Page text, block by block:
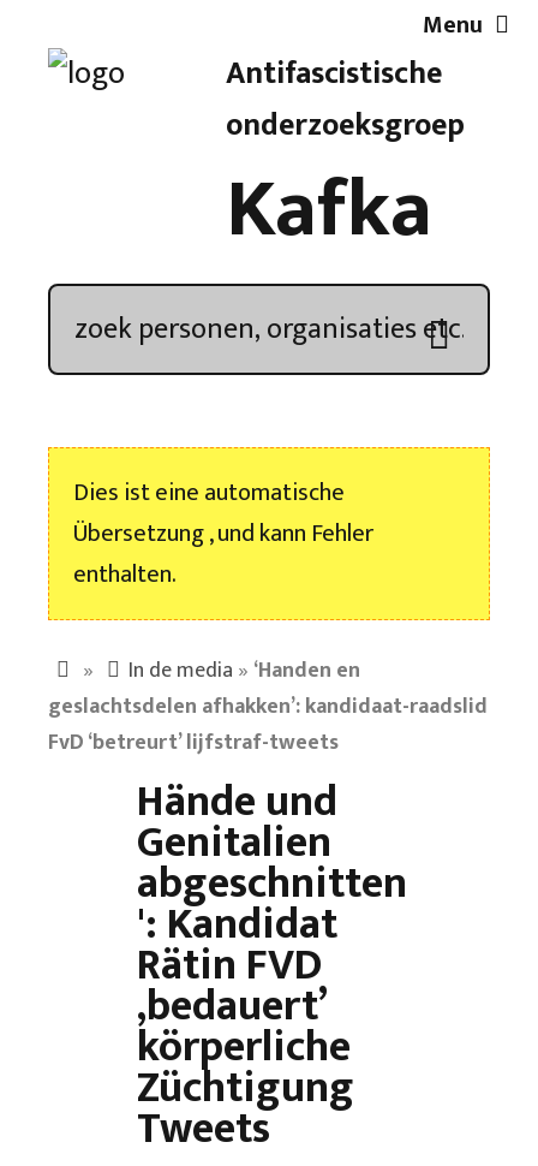
Antifascistische
onderzoeksgroep
Kafka
Menu
Artikelen
Demonstratieoverzicht
Kroniek
Nieuwsbrief
Dies ist eine automatische
Übersetzung , und kann Fehler
enthalten.
» In de media » ‘Handen en
geslachtsdelen afhakken’: kandidaat-raadslid
FvD ‘betreurt’ lijfstraf-tweets
Hände und
Genitalien
abgeschnitten
': Kandidat
Rätin FVD
‚bedauert’
körperliche
Züchtigung
Tweets